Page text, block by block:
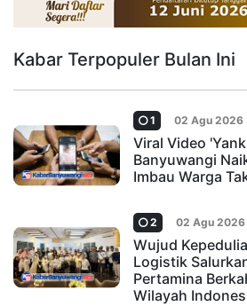
Kabar Terpopuler Bulan Ini
1 02 Agu 2026
Viral Video
Banyuwangi
Imbau Warga
2 02 Agu 2026
Wujud
Logistik
Pertamina
Wilayah